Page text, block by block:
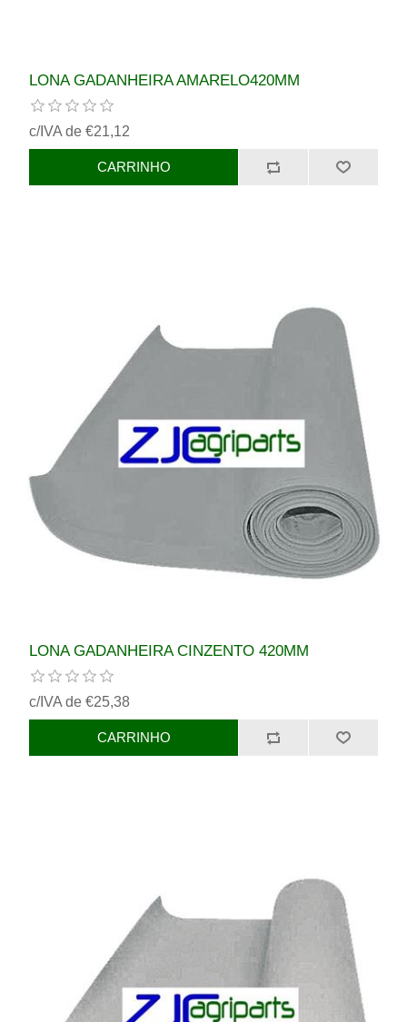
LONA GADANHEIRA AMARELO420MM
c/IVA de €21,12
LONA GADANHEIRA CINZENTO 420MM
c/IVA de €25,38